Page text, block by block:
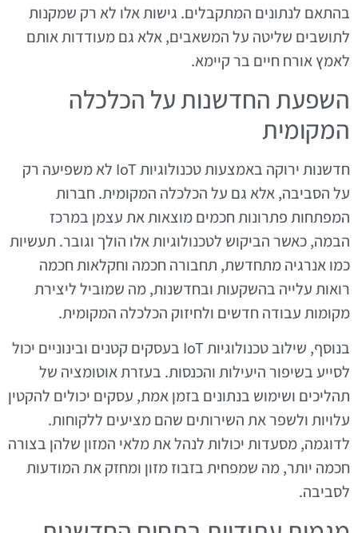
בהתאם לנתונים המתקבלים. גישות אלו לא רק שמקנות
לתושבים שליטה על המשאבים, אלא גם מעודדות אותם
לאמץ אורח חיים בר קיימא.
השפעת החדשנות על הכלכלה
המקומית
חדשנות ירוקה באמצעות טכנולוגיות IoT לא משפיעה רק
על הסביבה, אלא גם על הכלכלה המקומית. חברות
המפתחות פתרונות חכמים מוצאות את עצמן במרכז
הבמה, כאשר הביקוש לטכנולוגיות אלו הולך וגובר. תעשיות
כמו אנרגיה מתחדשת, תחבורה חכמה וחקלאות חכמה
רואות עלייה בהשקעות ובחדשנות, מה שמוביל ליצירת
מקומות עבודה חדשים ולחיזוק הכלכלה המקומית.
בנוסף, שילוב טכנולוגיות IoT בעסקים קטנים ובינוניים יכול
לסייע בשיפור היעילות והכנסות. בעזרת אוטומציה של
תהליכים ושימוש בנתונים בזמן אמת, עסקים יכולים להקטין
עלויות ולשפר את השירותים שהם מציעים ללקוחות.
לדוגמה, מסעדות יכולות לנהל את מלאי המזון שלהן בצורה
חכמה יותר, מה שמפחית בזבוז מזון ומחזק את המודעות
לסביבה.